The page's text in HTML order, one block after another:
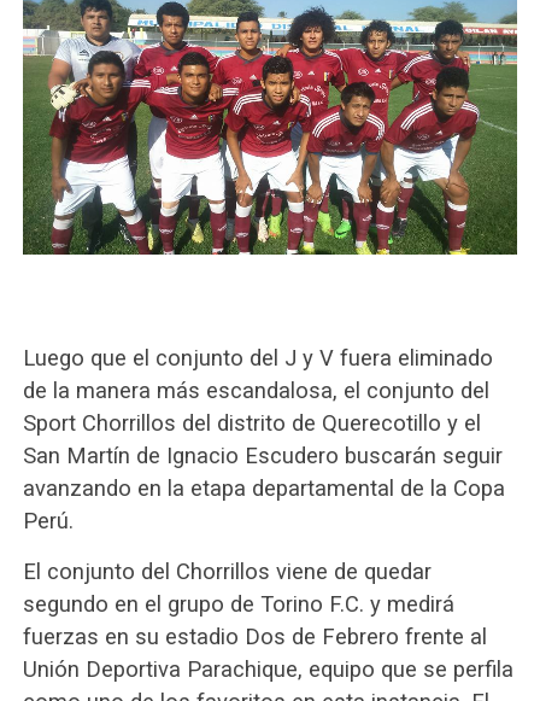
Luego que el conjunto del J y V fuera eliminado
de la manera más escandalosa, el conjunto del
Sport Chorrillos del distrito de Querecotillo y el
San Martín de Ignacio Escudero buscarán seguir
avanzando en la etapa departamental de la Copa
Perú.
El conjunto del Chorrillos viene de quedar
segundo en el grupo de Torino F.C. y medirá
fuerzas en su estadio Dos de Febrero frente al
Unión Deportiva Parachique, equipo que se perfila